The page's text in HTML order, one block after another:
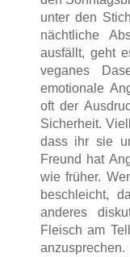
unter den
nächtliche
ausfällt, geht
veganes
emotionale
oft der
Sicherheit.
dass ihr sie
Freund hat
wie früher.
beschleicht,
anderes
Fleisch am